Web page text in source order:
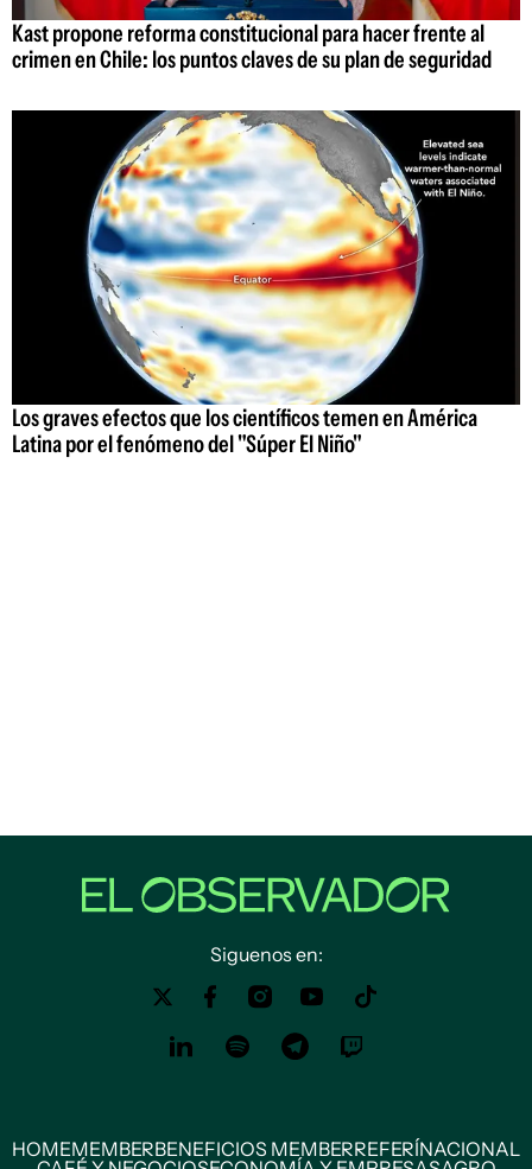
Kast propone reforma constitucional para hacer frente al
crimen en Chile: los puntos claves de su plan de seguridad
Los graves efectos que los científicos temen en América
Latina por el fenómeno del "Súper El Niño"
Siguenos en:
HOMEMEMBERBENEFICIOS MEMBERREFERÍNACIONAL